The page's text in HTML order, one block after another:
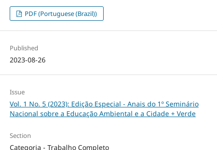
PDF (Portuguese (Brazil))
Published
2023-08-26
Issue
Vol. 1 No. 5 (2023): Edição Especial - Anais do 1º Seminário
Nacional sobre a Educação Ambiental e a Cidade + Verde
Section
Categoria - Trabalho Completo